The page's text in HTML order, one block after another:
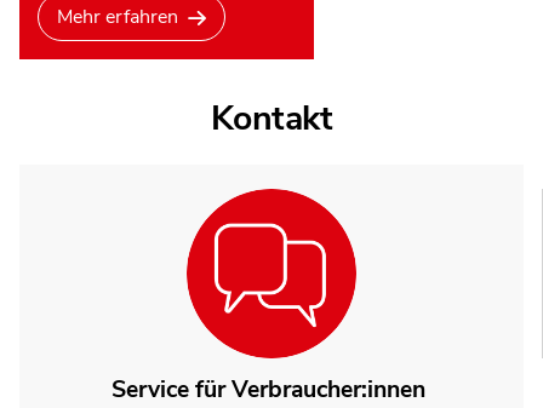
Mehr erfahren
Kontakt
Service für Verbraucher:innen